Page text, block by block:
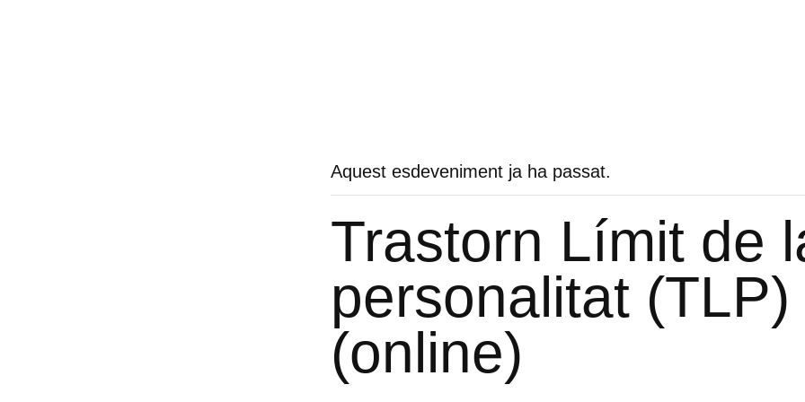
Aquest esdeveniment ja ha passat.
Trastorn Límit de
personalitat (TLP)
(online)